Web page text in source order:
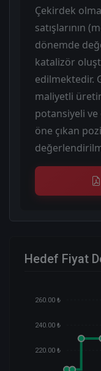
Çekirdek
satışlarının
dönemde
katalizör
edilmektedir.
maliyetli
potansiyeli ve
öne çıkan
Hedef Fiyat
260.00 ₺
240.00 ₺
220.00 ₺